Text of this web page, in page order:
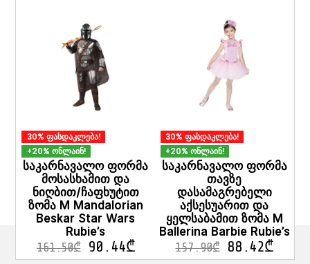
30% ფასდაკლება!
+20% ონლაინ!
საკარნავალო ფორმა
მოსასხამით და
ნიღბით/ჩაფხუტით
ზომა M Mandalorian
Beskar Star Wars
Rubie’s
161.50₾ 90.44₾
30% ფასდაკლება!
+20% ონლაინ!
საკარნავალო ფორმა
თავზე
დასამაგრებელი
აქსესუარით და
ყელსაბამით ზომა M
Ballerina Barbie Rubie’s
157.90₾ 88.42₾